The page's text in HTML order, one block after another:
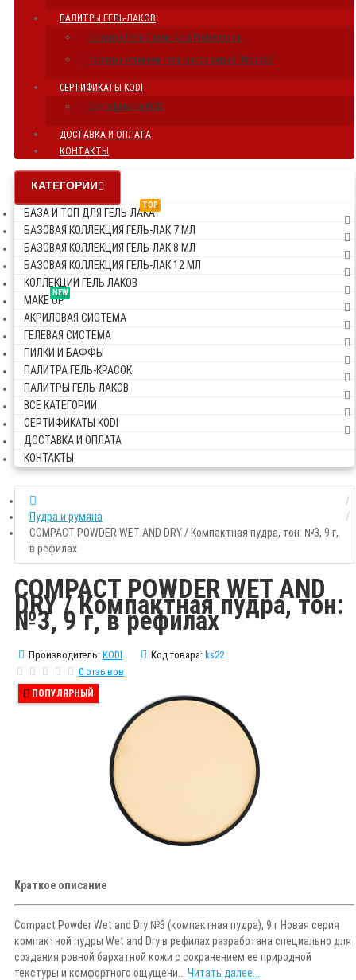
ПАЛИТРЫ ГЕЛЬ-ЛАКОВ
Палитра Гель-Лаков Kodi Professional
Палитра оттенков гель-лаков серии "Mouline"
СЕРТИФИКАТЫ KODI
Сертификаты KODI
ДОСТАВКА И ОПЛАТА
КОНТАКТЫ
КАТЕГОРИИ
TOP
БАЗА И ТОП ДЛЯ ГЕЛЬ-ЛАКА
БАЗОВАЯ КОЛЛЕКЦИЯ ГЕЛЬ-ЛАК 7 МЛ
БАЗОВАЯ КОЛЛЕКЦИЯ ГЕЛЬ-ЛАК 8 МЛ
БАЗОВАЯ КОЛЛЕКЦИЯ ГЕЛЬ-ЛАК 12 МЛ
КОЛЛЕКЦИИ ГЕЛЬ ЛАКОВ
NEW
MAKE UP
АКРИЛОВАЯ СИСТЕМА
ГЕЛЕВАЯ СИСТЕМА
ПИЛКИ И БАФФЫ
ПАЛИТРА ГЕЛЬ-КРАСОК
ПАЛИТРЫ ГЕЛЬ-ЛАКОВ
ВСЕ КАТЕГОРИИ
СЕРТИФИКАТЫ KODI
ДОСТАВКА И ОПЛАТА
КОНТАКТЫ
Пудра и румяна
COMPACT POWDER WET AND DRY / Компактная пудра, тон: №3, 9 г,
в рефилах
COMPACT POWDER WET AND
DRY / Компактная пудра, тон:
№3, 9 г, в рефилах
Производитель: KODI Код товара: ks22
0 отзывов
ПОПУЛЯРНЫЙ
Краткое описание
Compact Powder Wet and Dry №3 (компактная пудра), 9 г Новая серия
компактной пудры Wet and Dry в рефилах разработана специально для
создания ровной бархатной кожи с сохранением ее природной
текстуры и комфортного ощущени... Читать далее...